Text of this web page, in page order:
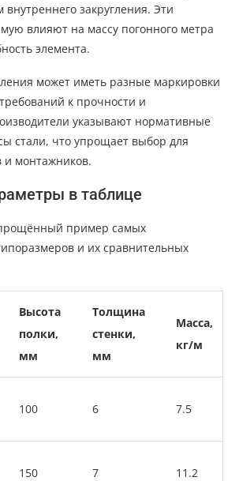
внутреннего закругления. Эти
влияют на массу погонного метра
элемента.
может иметь разные маркировки
к прочности и
указывают нормативные
стали, что упрощает выбор для
и монтажников.
в таблице
пример самых
и их сравнительных
Высота
полки,
мм
Толщина
стенки,
мм
Масса,
кг/м
100 6 7.5
150 7 11.2